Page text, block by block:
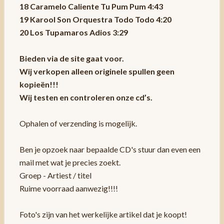
18 Caramelo Caliente Tu Pum Pum 4:43
19 Karool Son Orquestra Todo Todo 4:20
20 Los Tupamaros Adios 3:29
Bieden via de site gaat voor.
Wij verkopen alleen originele spullen geen
kopieën!!!
Wij testen en controleren onze cd’s.
Ophalen of verzending is mogelijk.
Ben je opzoek naar bepaalde CD's stuur dan even een
mail met wat je precies zoekt.
Groep - Artiest / titel
Ruime voorraad aanwezig!!!!
Foto's zijn van het werkelijke artikel dat je koopt!